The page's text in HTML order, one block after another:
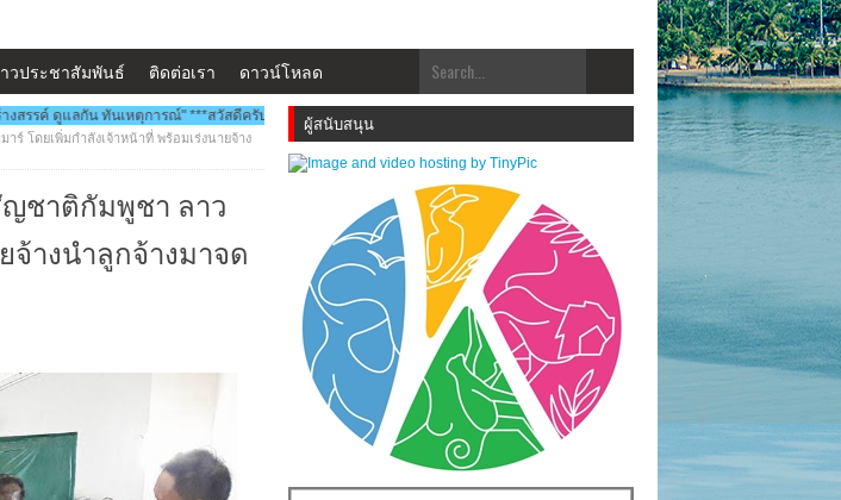
วประชาสัมพันธ์ ติดต่อเรา ดาวน์โหลด
***สวัสดีครับ...พบกับ www.ศรีราชาโพสต์.com โฉมใหม่!! "สร้างสรรคฺ์ ดูแลกัน ทันเหตุการณ์" ***ประชาสัมพันธ์ข่าวสารส่งมาได้ที่
ร์ โดยเพิ่มกำลังเจ้าหน้าที่ พร้อมเร่งนายจ้าง
ญชาติกัมพูชา ลาว
จ้างนำลูกจ้างมาจด
ผู้สนับสนุน